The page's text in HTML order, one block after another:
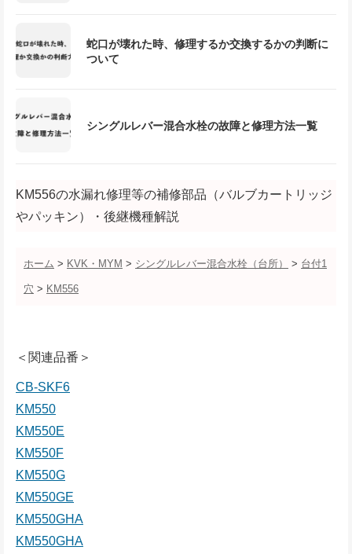
蛇口が壊れた時、修理するか交換するかの判断に
ついて
シングルレバー混合水栓の故障と修理方法一覧
KM556の水漏れ修理等の補修部品（バルブカートリッジ
やパッキン）・後継機種解説
ホーム > KVK・MYM > シングルレバー混合水栓（台所） > 台付1
穴 > KM556
＜関連品番＞
CB-SKF6
KM550
KM550E
KM550F
KM550G
KM550GE
KM550GHA
KM550GHA